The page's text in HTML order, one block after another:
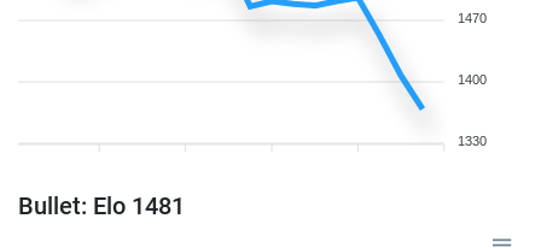
1470
1400
1330
Bullet: Elo 1481